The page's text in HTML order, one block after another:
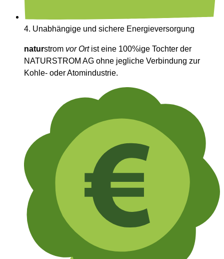
4. Unab­hängige und sichere Energie­versorgung
naturstrom vor Ortist eine 100%ige Tochter der
NATURSTROM AG ohne jegliche Verbindung zur
Kohle- oder Atomindustrie.